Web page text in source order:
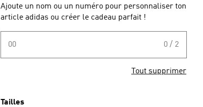
Ajoute un nom ou un numéro pour personnaliser ton
article adidas ou créer le cadeau parfait !
00 0 / 2
Tout supprimer
Tailles